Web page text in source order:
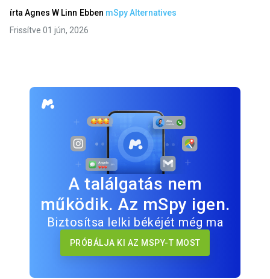
írtaAgnes W Linn Ebben mSpy Alternatives
Frissítve 01 jún, 2026
A találgatás nem
működik. Az mSpy igen.
Biztosítsa lelki békéjét még ma
PRÓBÁLJA KI AZ MSPY-T MOST